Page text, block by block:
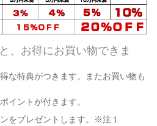
、お得にお買い物できま
な特典がつきます。またお買い物も
イントが付きます。
をプレゼントします。※注１